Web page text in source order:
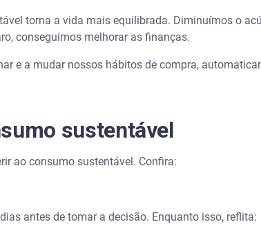
torna a vida mais equilibrada. Diminuímos o
conseguimos melhorar as finanças.
e a mudar nossos hábitos de compra,
sustentável
ao consumo sustentável. Confira:
antes de tomar a decisão. Enquanto isso, reflita: